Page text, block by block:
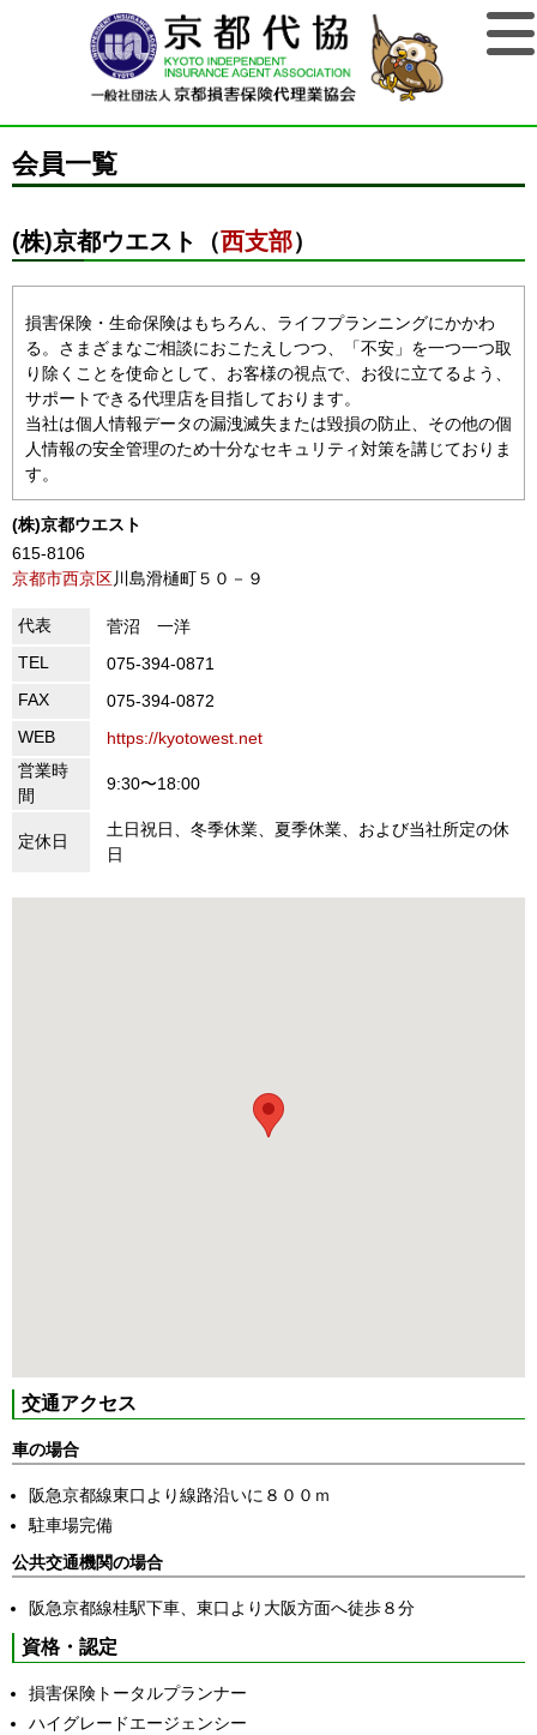
会員一覧
(株)京都ウエスト（西支部）
損害保険・生命保険はもちろん、ライフプランニングにかかわ
る。さまざまなご相談におこたえしつつ、「不安」を一つ一つ取
り除くことを使命として、お客様の視点で、お役に立てるよう、
サポートできる代理店を目指しております。
当社は個人情報データの漏洩滅失または毀損の防止、その他の個
人情報の安全管理のため十分なセキュリティ対策を講じておりま
す。
(株)京都ウエスト
615-8106
京都市西京区川島滑樋町５０－９
代表
菅沼 一洋
TEL
075-394-0871
FAX
075-394-0872
WEB
https://kyotowest.net
営業時
間
9:30〜18:00
定休日
土日祝日、冬季休業、夏季休業、および当社所定の休
日
交通アクセス
車の場合
阪急京都線東口より線路沿いに８００ｍ
駐車場完備
公共交通機関の場合
阪急京都線桂駅下車、東口より大阪方面へ徒歩８分
資格・認定
損害保険トータルプランナー
ハイグレードエージェンシー